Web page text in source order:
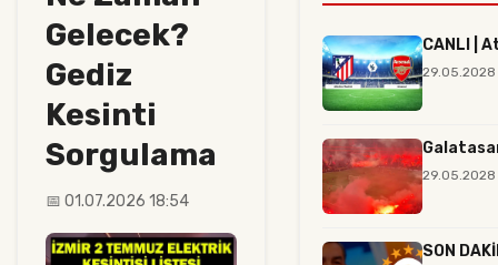
Gelecek?
Gediz
Kesinti
Sorgulama
📅 01.07.2026 18:54
CANLI |
29.05.2028
SON